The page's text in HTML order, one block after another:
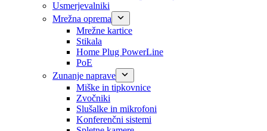
Usmerjevalniki
Mrežna oprema
Mrežne kartice
Stikala
Home Plug PowerLine
PoE
Zunanje naprave
Miške in tipkovnice
Zvočniki
Slušalke in mikrofoni
Konferenčni sistemi